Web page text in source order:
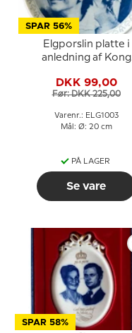
SPAR 56%
Elgporslin platte i
anledning af Kong
forlovelse
DKK 99,00
Før: DKK 225,00
Varenr.: ELG1003
Mål: Ø: 20 cm
PÅ LAGER
Se vare
SPAR 58%